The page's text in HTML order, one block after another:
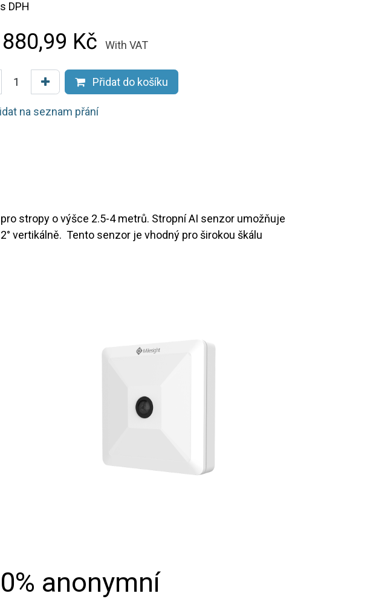
DPH
Kč With VAT
Přidat do košíku
na seznam přání
stropy o výšce 2.5-4 metrů. Stropní AI senzor umožňuje
vertikálně. Tento senzor je vhodný pro širokou škálu
anonymní